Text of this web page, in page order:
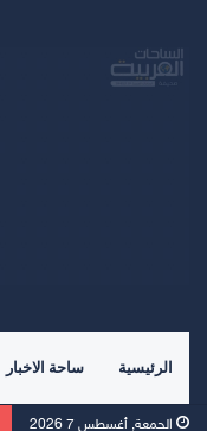
الرئيسية ساحة الاخبار
الجمعة, أغسطس 7 2026